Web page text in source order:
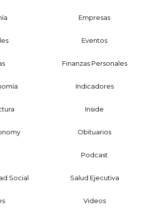
Empresas
Eventos
Finanzas Personales
Indicadores
Inside
Obituarios
Podcast
Social Salud Ejecutiva
Videos